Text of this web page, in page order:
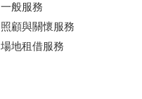
一般服務
照顧與關懷服務
場地租借服務